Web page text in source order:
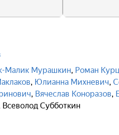
Малик Мурашкин, Роман
, Юлианна Михневич,
, Вячеслав Коноразов,
Всеволод Субботкин